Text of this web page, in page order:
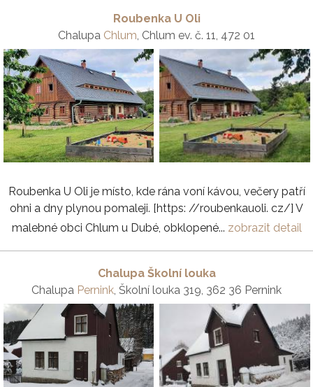
Roubenka U Oli
Chalupa Chlum, Chlum ev. č. 11, 472 01
Roubenka U Oli je místo, kde rána voní kávou, večery patří
ohni a dny plynou pomaleji. [https: //roubenkauoli. cz/] V
malebné obci Chlum u Dubé, obklopené... zobrazit detail
Chalupa Školní louka
Chalupa Pernink, Školní louka 319, 362 36 Pernink